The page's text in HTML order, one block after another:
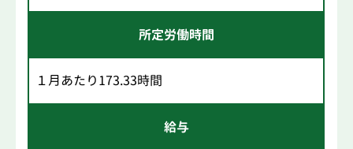
所定労働時間
１月あたり173.33時間
給与